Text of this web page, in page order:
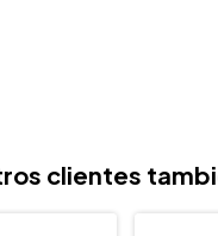
clientes